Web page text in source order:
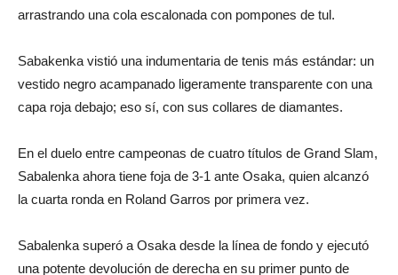
arrastrando una cola escalonada con pompones de tul.
Sabakenka vistió una indumentaria de tenis más estándar: un
vestido negro acampanado ligeramente transparente con una
capa roja debajo; eso sí, con sus collares de diamantes.
En el duelo entre campeonas de cuatro títulos de Grand Slam,
Sabalenka ahora tiene foja de 3-1 ante Osaka, quien alcanzó
la cuarta ronda en Roland Garros por primera vez.
Sabalenka superó a Osaka desde la línea de fondo y ejecutó
una potente devolución de derecha en su primer punto de